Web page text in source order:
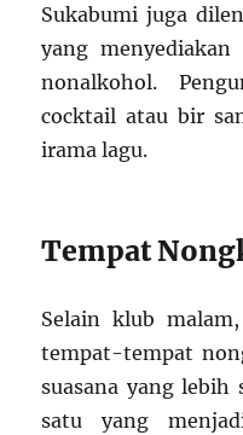
Sukabumi juga
yang
nonalkohol.
cocktail atau bir
irama lagu.
Tempat
Selain klub
tempat-tempat
suasana yang lebih
satu yang